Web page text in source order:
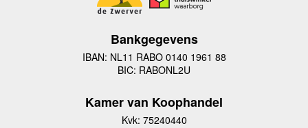
Bankgegevens
IBAN: NL11 RABO 0140 1961 88
BIC: RABONL2U
Kamer van Koophandel
Kvk: 75240440